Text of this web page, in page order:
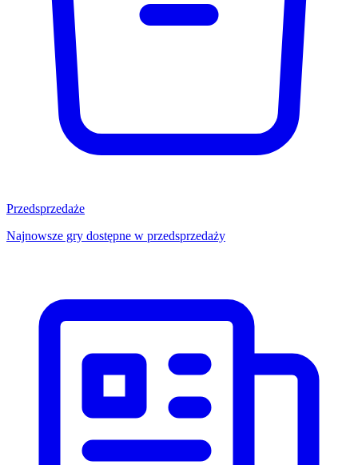
Przedsprzedaże
Najnowsze gry dostępne w przedsprzedaży